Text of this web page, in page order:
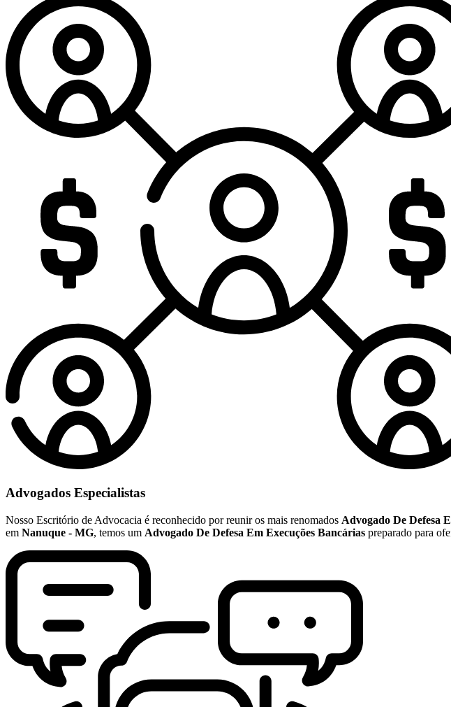
Advogados Especialistas
Nosso Escritório de Advocacia é reconhecido por reunir os mais renomados Advogado De Defesa
em Nanuque - MG, temos um Advogado De Defesa Em Execuções Bancárias preparado para